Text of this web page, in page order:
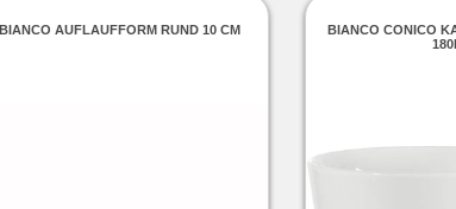
BIANCO AUFLAUFFORM RUND 10 CM
BIANCO CONICO